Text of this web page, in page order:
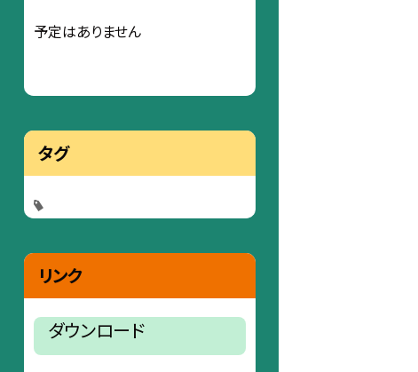
予定はありません
タグ
リンク
ダウンロード